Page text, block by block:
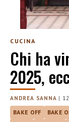
CUCINA
Chi ha
2025,
ANDREA SANNA |
BAKE OFF BAKE